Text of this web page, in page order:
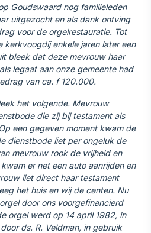
Goudswaard nog familieleden
uitgezocht en als dank ontving
voor de orgelrestauratie. Tot
kerkvoogdij enkele jaren later een
bleek dat deze mevrouw haar
legaat aan onze gemeente had
van ca. f 120.000.
het volgende. Mevrouw
die zij bij testament als
een gegeven moment kwam de
dienstbode liet per ongeluk de
mevrouw rook de vrijheid en
er net een auto aanrijden en
liet direct haar testament
het huis en wij de centen. Nu
door ons voorgefinancierd
orgel werd op 14 april 1982, in
ds. R. Veldman, in gebruik